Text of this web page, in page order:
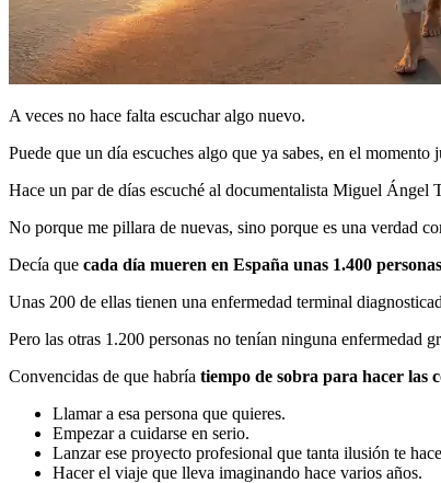
A veces no hace falta escuchar algo nuevo.
Puede que un día escuches algo que ya sabes, en el
Hace un par de días escuché al documentalista Miguel Ángel
No porque me pillara de nuevas, sino porque es una verdad
Decía que cada día mueren en España unas 1.400 personas
Unas 200 de ellas tienen una enfermedad terminal
Pero las otras 1.200 personas no tenían ninguna enfermedad
Convencidas de que habría tiempo de sobra para hacer las
Llamar a esa persona que quieres.
Empezar a cuidarse en serio.
Lanzar ese proyecto profesional que tanta ilusión te
Hacer el viaje que lleva imaginando hace varios años.